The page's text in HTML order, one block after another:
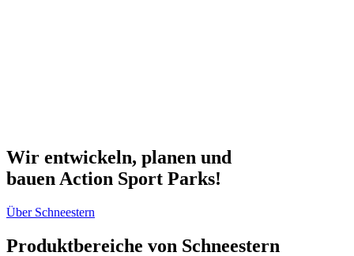
Wir entwickeln, planen und
bauen Action Sport Parks!
Über Schneestern
Produktbereiche von Schneestern